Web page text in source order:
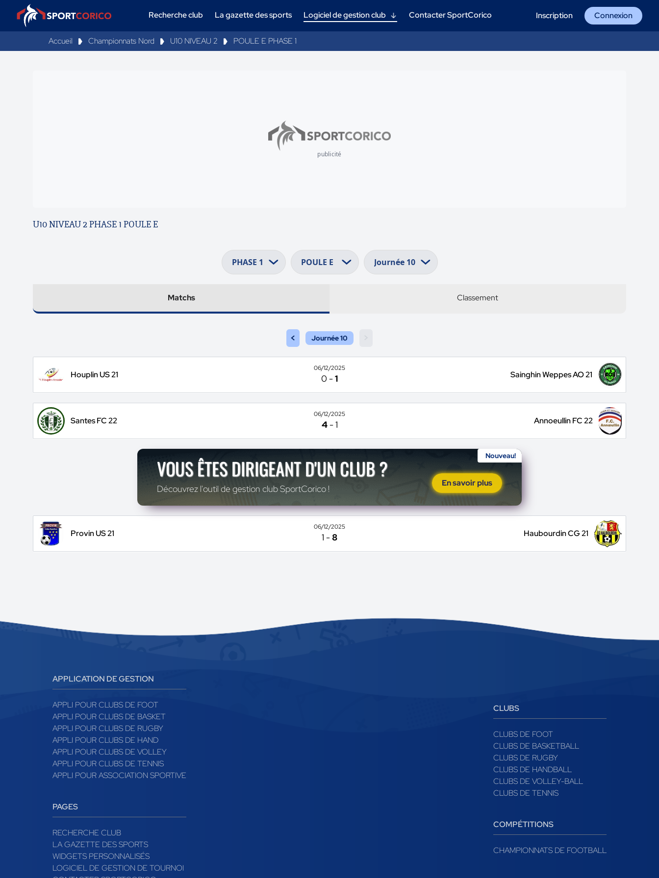
Recherche club La gazette des sports Logiciel de gestion club Contacter SportCorico Inscription Connexion
Accueil Championnats Nord U10 NIVEAU 2 POULE E PHASE 1
publicité
U10 NIVEAU 2 PHASE 1 POULE E
Matchs Classement
< Journée 10
Houplin US 21
06/12/2025
0 -1 Sainghin Weppes AO 21
Santes FC 22
06/12/2025
4 -1 Annoeullin FC 22
Nouveau!
VOUS ÊTES DIRIGEANT D'UN CLUB ?
Découvrez l'outil de gestion club SportCorico !
En savoir plus
Provin US 21
06/12/2025
1 -8 Haubourdin CG 21
APPLICATION DE GESTION
APPLI POUR CLUBS DE FOOT
APPLI POUR CLUBS DE BASKET
APPLI POUR CLUBS DE RUGBY
APPLI POUR CLUBS DE HAND
APPLI POUR CLUBS DE VOLLEY
APPLI POUR CLUBS DE TENNIS
APPLI POUR ASSOCIATION SPORTIVE
PAGES
RECHERCHE CLUB
LA GAZETTE DES SPORTS
WIDGETS PERSONNALISÉS
LOGICIEL DE GESTION DE TOURNOI
CLUBS
CLUBS DE FOOT
CLUBS DE BASKETBALL
CLUBS DE RUGBY
CLUBS DE HANDBALL
CLUBS DE VOLLEY-BALL
CLUBS DE TENNIS
COMPÉTITIONS
CHAMPIONNATS DE FOOTBALL